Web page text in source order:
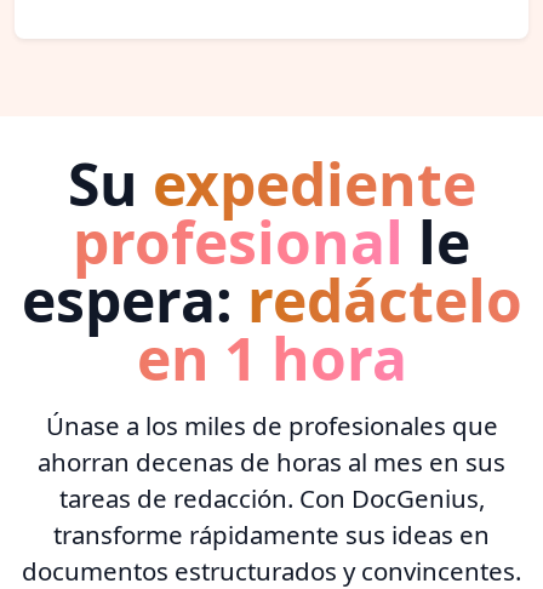
Su expediente
profesional le
espera: redáctelo
en 1 hora
Únase a los miles de profesionales que
ahorran decenas de horas al mes en sus
tareas de redacción. Con DocGenius,
transforme rápidamente sus ideas en
documentos estructurados y convincentes.